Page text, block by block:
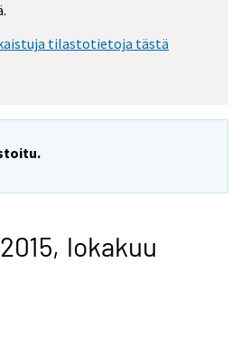
tilastotietoja tästä
lokakuu